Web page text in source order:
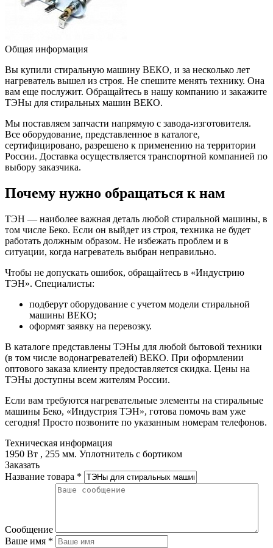
Общая информация
Вы купили стиральную машину ВЕКО, и за несколько лет
нагреватель вышел из строя. Не спешите менять технику. Она
вам еще послужит. Обращайтесь в нашу компанию и закажите
ТЭНы для стиральных машин ВЕКО.
Мы поставляем запчасти напрямую с завода-изготовителя.
Все оборудование, представленное в каталоге,
сертифицировано, разрешено к применению на территории
России. Доставка осуществляется транспортной компанией по
выбору заказчика.
Почему нужно обращаться к нам
ТЭН — наиболее важная деталь любой стиральной машины, в
том числе Беко. Если он выйдет из строя, техника не будет
работать должным образом. Не избежать проблем и в
ситуации, когда нагреватель выбран неправильно.
Чтобы не допускать ошибок, обращайтесь в «Индустрию
ТЭН». Специалисты:
подберут оборудование с учетом модели стиральной
машины ВЕКО;
оформят заявку на перевозку.
В каталоге представлены ТЭНы для любой бытовой техники
(в том числе водонагревателей) ВЕКО. При оформлении
оптового заказа клиенту предоставляется скидка. Цены на
ТЭНы доступны всем жителям России.
Если вам требуются нагревательные элементы на стиральные
машины Беко, «Индустрия ТЭН», готова помочь вам уже
сегодня! Просто позвоните по указанным номерам телефонов.
Техническая информация
1950 Вт , 255 мм. Уплотнитель с бортиком
Заказать
Название товара *
Сообщение
Ваше имя *